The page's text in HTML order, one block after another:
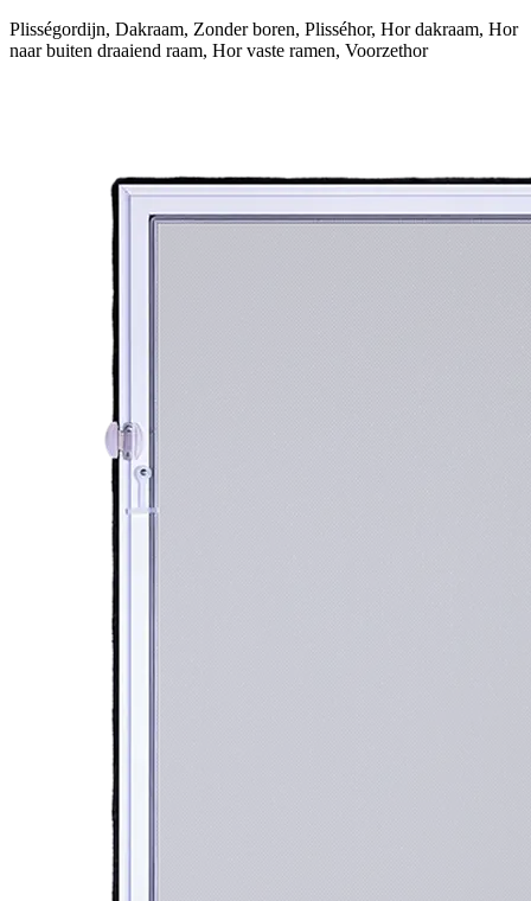
Plisségordijn, Dakraam, Zonder boren, Plisséhor, Hor dakraam, Hor
naar buiten draaiend raam, Hor vaste ramen, Voorzethor